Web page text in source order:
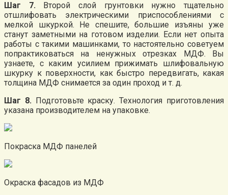
Шаг 7.Второй слой грунтовки нужно тщательно
отшлифовать электрическими приспособлениями с
мелкой шкуркой. Не спешите, большие изъяны уже
станут заметными на готовом изделии. Если нет опыта
работы с такими машинками, то настоятельно советуем
попрактиковаться на ненужных отрезках МДФ. Вы
узнаете, с каким усилием прижимать шлифовальную
шкурку к поверхности, как быстро передвигать, какая
толщина МДФ снимается за один проход и т. д.
Шаг 8.Подготовьте краску. Технология приготовления
указана производителем на упаковке.
Покраска МДФ панелей
Окраска фасадов из МДФ